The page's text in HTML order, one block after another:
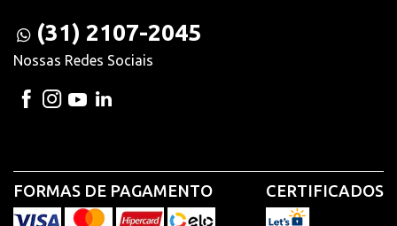
(31) 2107-2045
Nossas Redes Sociais
FORMAS DE PAGAMENTO CERTIFICADOS